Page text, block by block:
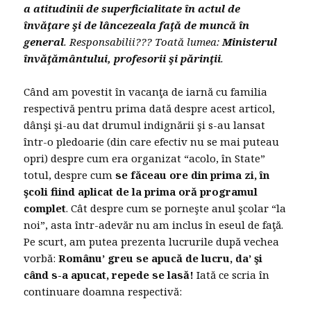
a atitudinii de superficialitate în actul de
învăţare şi de lâncezeala faţă de muncă în
general. Responsabilii??? Toată lumea:Ministerul
învăţământului, profesorii şi părinţii.
Când am povestit în vacanţa de iarnă cu familia
respectivă pentru prima dată despre acest articol,
dânşi şi-au dat drumul indignării şi s-au lansat
într-o pledoarie (din care efectiv nu se mai puteau
opri) despre cum era organizat “acolo, în State”
totul, despre cumse făceau ore din prima zi, în
şcoli fiind aplicat de la prima oră programul
complet. Cât despre cum se porneşte anul şcolar “la
noi”, asta într-adevăr nu am inclus în eseul de faţă.
Pe scurt, am putea prezenta lucrurile după vechea
vorbă:Românu’ greu se apucă de lucru, da’ şi
când s-a apucat, repede se lasă! Iată ce scria în
continuare doamna respectivă: